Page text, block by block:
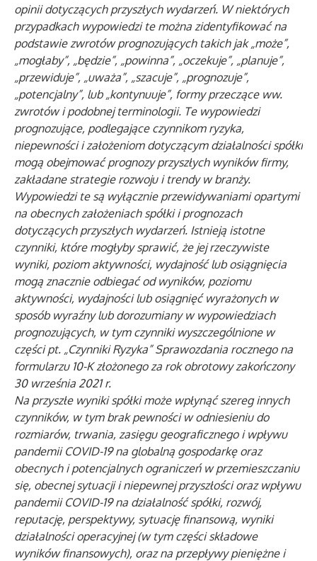
opinii dotyczących przyszłych wydarzeń. W niektórych
przypadkach wypowiedzi te można zidentyfikować na
podstawie zwrotów prognozujących takich jak „może”,
„mogłaby”, „będzie”, „powinna”, „oczekuje”, „planuje”,
„przewiduje”, „uważa”, „szacuje”, „prognozuje”,
„potencjalny”, lub „kontynuuje”, formy przeczące ww.
zwrotów i podobnej terminologii. Te wypowiedzi
prognozujące, podlegające czynnikom ryzyka,
niepewności i założeniom dotyczącym działalności spółki
mogą obejmować prognozy przyszłych wyników firmy,
zakładane strategie rozwoju i trendy w branży.
Wypowiedzi te są wyłącznie przewidywaniami opartymi
na obecnych założeniach spółki i prognozach
dotyczących przyszłych wydarzeń. Istnieją istotne
czynniki, które mogłyby sprawić, że jej rzeczywiste
wyniki, poziom aktywności, wydajność lub osiągnięcia
mogą znacznie odbiegać od wyników, poziomu
aktywności, wydajności lub osiągnięć wyrażonych w
sposób wyraźny lub dorozumiany w wypowiedziach
prognozujących, w tym czynniki wyszczególnione w
części pt. „Czynniki Ryzyka” Sprawozdania rocznego na
formularzu 10-K złożonego za rok obrotowy zakończony
30 września 2021 r.
Na przyszłe wyniki spółki może wpłynąć szereg innych
czynników, w tym brak pewności w odniesieniu do
rozmiarów, trwania, zasięgu geograficznego i wpływu
pandemii COVID-19 na globalną gospodarkę oraz
obecnych i potencjalnych ograniczeń w przemieszczaniu
się, obecnej sytuacji i niepewnej przyszłości oraz wpływu
pandemii COVID-19 na działalność spółki, rozwój,
reputację, perspektywy, sytuację finansową, wyniki
działalności operacyjnej (w tym części składowe
wyników finansowych), oraz na przepływy pieniężne i